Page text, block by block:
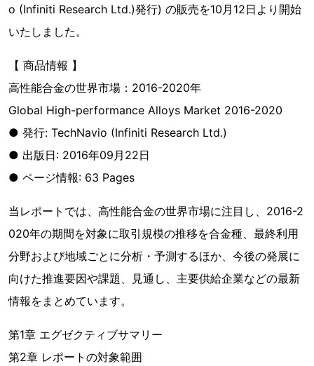
o (Infiniti Research Ltd.)発行) の販売を10月12日より開始
いたしました。
【 商品情報 】
高性能合金の世界市場：2016-2020年
Global High-performance Alloys Market 2016-2020
● 発行: TechNavio (Infiniti Research Ltd.)
● 出版日: 2016年09月22日
● ページ情報: 63 Pages
当レポートでは、高性能合金の世界市場に注目し、2016-2
020年の期間を対象に取引規模の推移を合金種、最終利用
分野および地域ごとに分析・予測するほか、今後の発展に
向けた推進要因や課題、見通し、主要供給企業などの最新
情報をまとめています。
第1章 エグゼクティブサマリー
第2章 レポートの対象範囲